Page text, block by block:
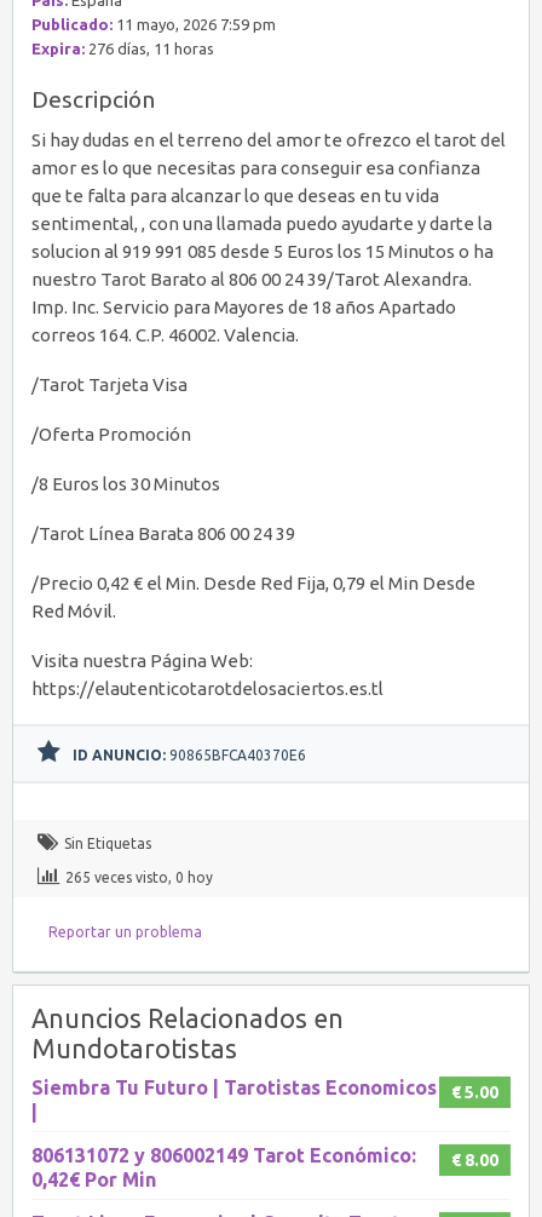
Publicado: 11 mayo, 2026 7:59 pm
Expira: 276 días, 11 horas
Descripción
Si hay dudas en el terreno del amor te ofrezco el tarot del
amor es lo que necesitas para conseguir esa confianza
que te falta para alcanzar lo que deseas en tu vida
sentimental, , con una llamada puedo ayudarte y darte la
solucion al 919 991 085 desde 5 Euros los 15 Minutos o ha
nuestro Tarot Barato al 806 00 24 39/Tarot Alexandra.
Imp. Inc. Servicio para Mayores de 18 años Apartado
correos 164. C.P. 46002. Valencia.
/Tarot Tarjeta Visa
/Oferta Promoción
/8 Euros los 30 Minutos
/Tarot Línea Barata 806 00 24 39
/Precio 0,42 € el Min. Desde Red Fija, 0,79 el Min Desde
Red Móvil.
Visita nuestra Página Web:
https://elautenticotarotdelosaciertos.es.tl
ID ANUNCIO: 90865BFCA40370E6
Sin Etiquetas
265 veces visto, 0 hoy
Reportar un problema
Anuncios Relacionados en
Mundotarotistas
€ 5.00
Siembra Tu Futuro | Tarotistas Economicos
€ 8.00
806131072 y 806002149 Tarot Económico:
0,42€ Por Min